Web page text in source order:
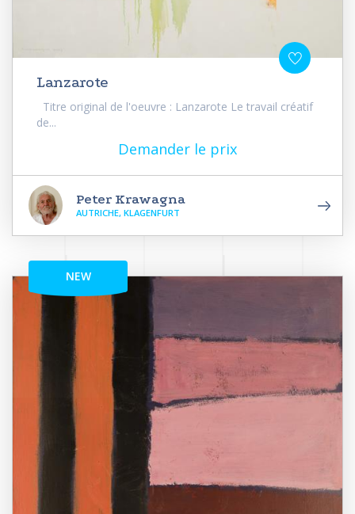
Lanzarote
Titre original de l'oeuvre : Lanzarote Le travail créatif
de...
Demander le prix
Peter Krawagna
AUTRICHE, KLAGENFURT
NEW